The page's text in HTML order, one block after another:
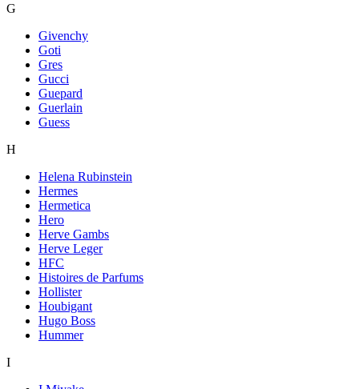
G
Givenchy
Goti
Gres
Gucci
Guepard
Guerlain
Guess
H
Helena Rubinstein
Hermes
Hermetica
Hero
Herve Gambs
Herve Leger
HFC
Histoires de Parfums
Hollister
Houbigant
Hugo Boss
Hummer
I